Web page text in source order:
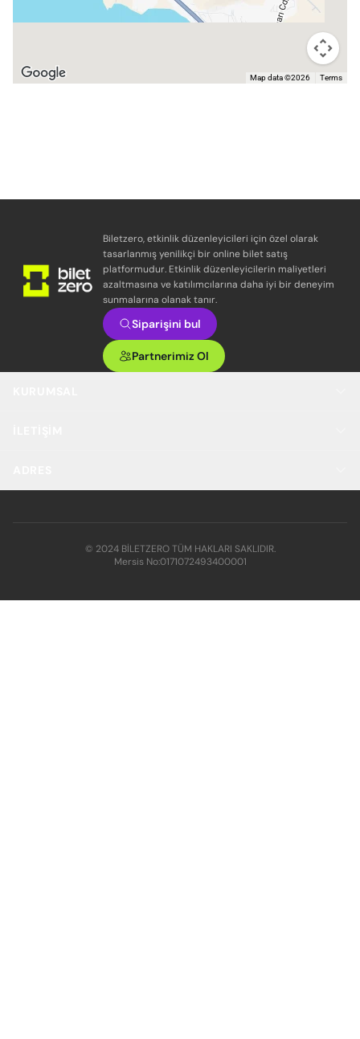
Map data ©2026 Terms
Biletzero, etkinlik düzenleyicileri için özel olarak
tasarlanmış yenilikçi bir online bilet satış
platformudur. Etkinlik düzenleyicilerin maliyetleri
azaltmasına ve katılımcılarına daha iyi bir deneyim
sunmalarına olanak tanır.
Siparişini bul
Partnerimiz Ol
© 2024 BİLETZERO TÜM HAKLARI SAKLIDIR.
Mersis No:0171072493400001